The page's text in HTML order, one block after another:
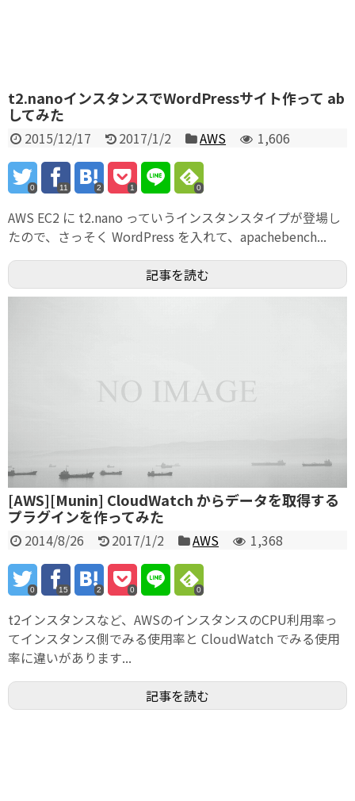
t2.nanoインスタンスでWordPressサイト作って ab
してみた
2015/12/17 2017/1/2 AWS 1,606
0 11 2 1 0
AWS EC2 に t2.nano っていうインスタンスタイプが登場し
たので、さっそく WordPress を入れて、apachebench...
記事を読む
[AWS][Munin] CloudWatch からデータを取得する
プラグインを作ってみた
2014/8/26 2017/1/2 AWS 1,368
0 15 2 0 0
t2インスタンスなど、AWSのインスタンスのCPU利用率っ
てインスタンス側でみる使用率と CloudWatch でみる使用
率に違いがあります...
記事を読む